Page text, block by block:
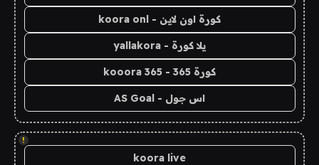
كورة اون لاين - koora onl
يلا كورة - yallakora
كورة 365 - kooora 365
اس جول - AS Goal
!
koora live